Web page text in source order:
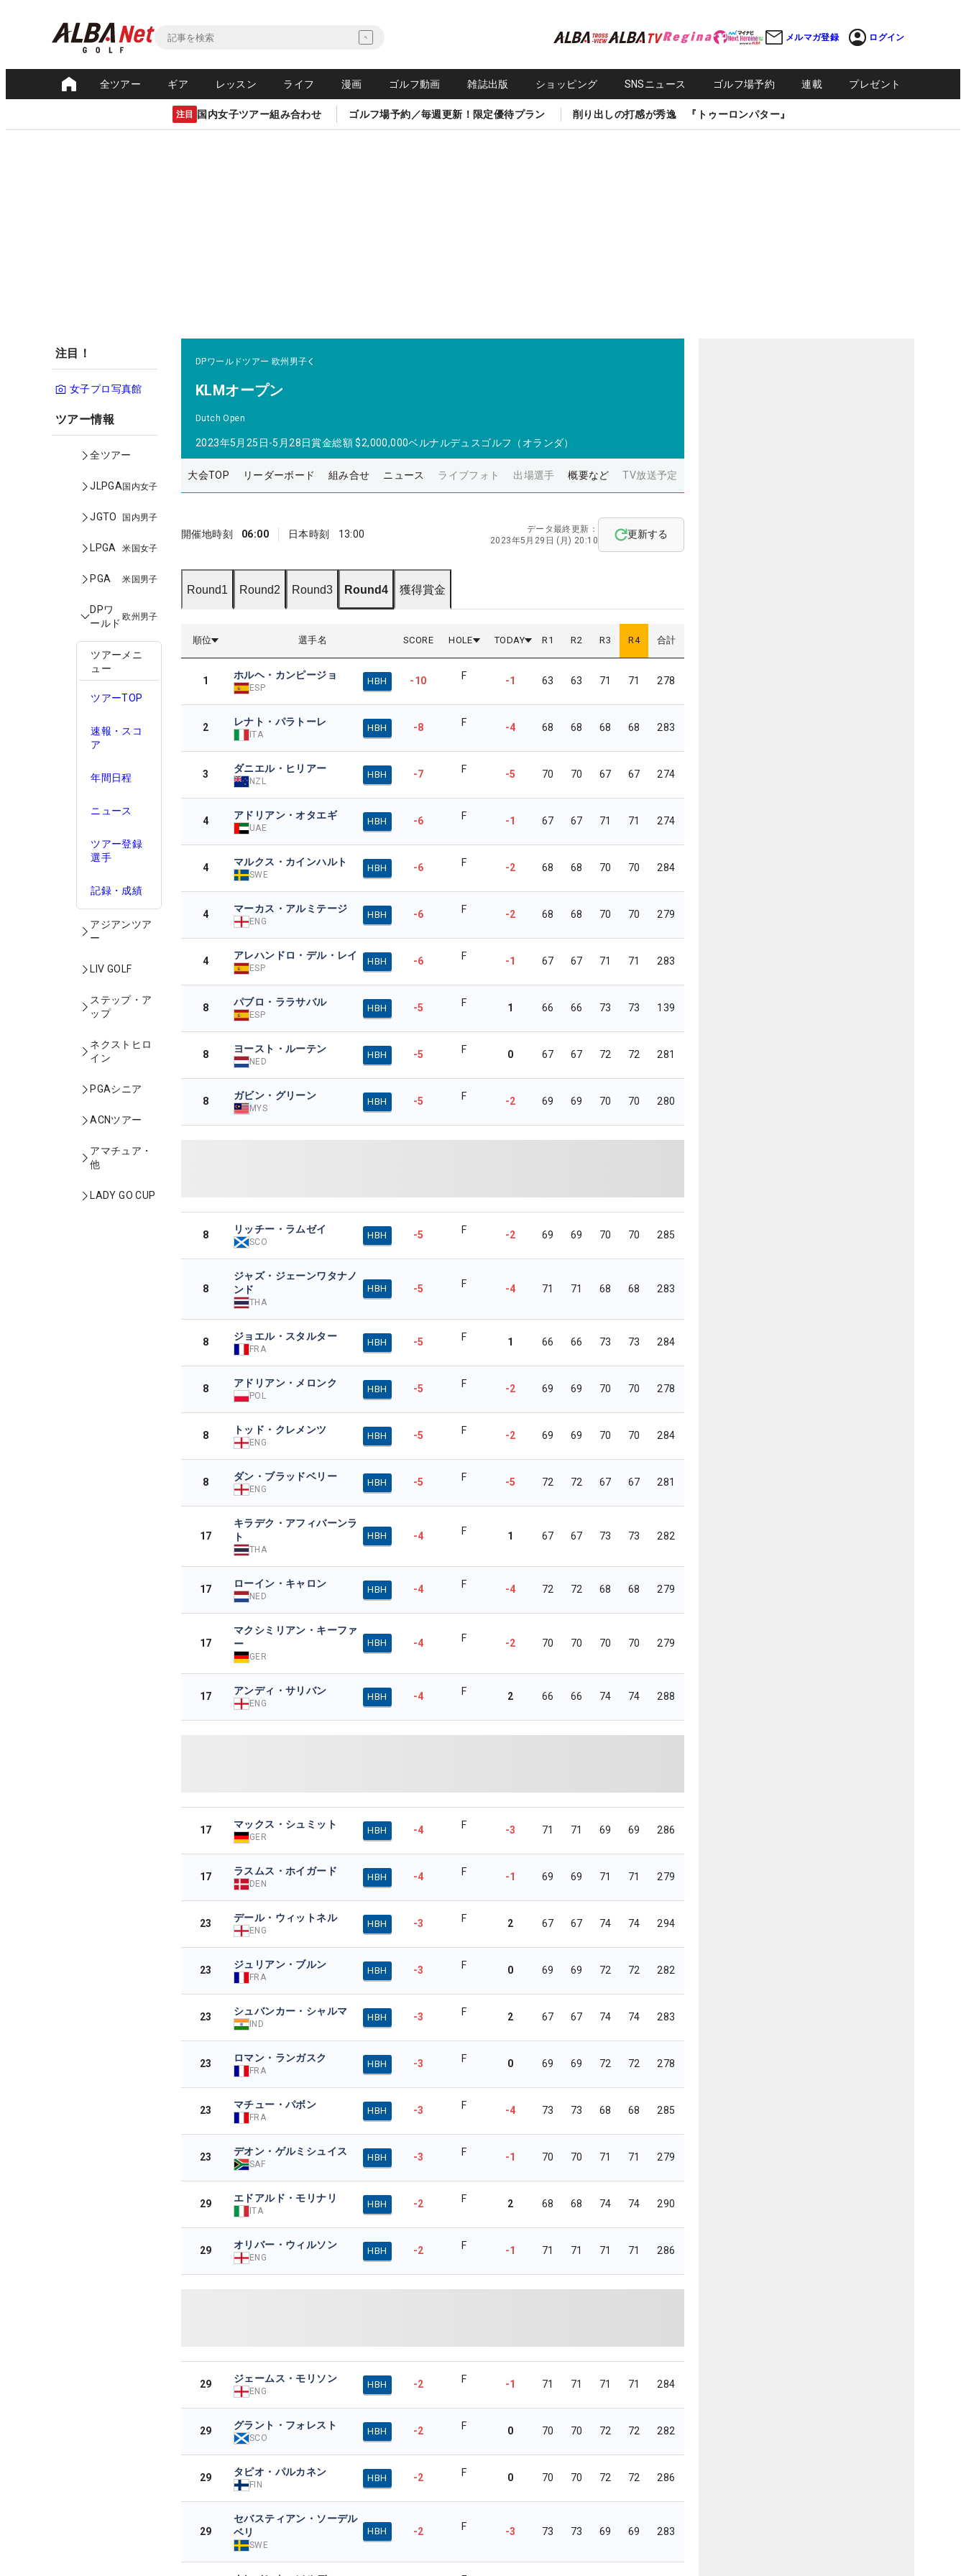
メルマガ登録 ログイン
全ツアー ギア レッスン ライフ 漫画 ゴルフ動画 雑誌出版 ショッピング SNSニュース ゴルフ場予約 連載 プレゼント
注目 国内女子ツアー組み合わせ ゴルフ場予約／毎週更新！限定優待プラン 削り出しの打感が秀逸 『トゥーロンパター』
注目！
女子プロ写真館
ツアー情報
全ツアー
JLPGA国内女子
JGTO 国内男子
LPGA 米国女子
PGA 米国男子
DPワ
ールド
欧州男子
ツアーメニ
ュー
ツアーTOP
速報・スコ
ア
年間日程
ニュース
ツアー登録
選手
記録・成績
アジアンツア
ー
LIV GOLF
ステップ・ア
ップ
ネクストヒロ
イン
PGAシニア
ACNツアー
アマチュア・
他
LADY GO CUP
DPワールドツアー 欧州男子
KLMオープン
Dutch Open
2023年5月25日-5月28日賞金総額 $2,000,000ベルナルデュスゴルフ（オランダ）
大会TOP リーダーボード 組み合せ ニュース ライブフォト 出場選手 概要など TV放送予定
開催地時刻 06:00 日本時刻 13:00
データ最終更新：
2023年5月29日 (月) 20:10
更新する
Round1 Round2 Round3 Round4 獲得賞金
順位 選手名 SCORE HOLE TODAY R 1 R2 R3 R4 合計
1 ホルヘ・カンピージョ
ESP
HBH -10 F -1 63 63 71 71 278
2 レナト・パラトーレ
ITA
HBH -8 F -4 68 68 68 68 283
3 ダニエル・ヒリアー
NZL
HBH -7 F -5 70 70 67 67 274
4 アドリアン・オタエギ
UAE
HBH -6 F -1 67 67 71 71 274
4 マルクス・カインハルト
SWE
HBH -6 F -2 68 68 70 70 284
4 マーカス・アルミテージ
ENG
HBH -6 F -2 68 68 70 70 279
4 アレハンドロ・デル・レイ
ESP
HBH -6 F -1 67 67 71 71 283
8 パブロ・ララサバル
ESP
HBH -5 F 1 66 66 73 73 139
8 ヨースト・ルーテン
NED
HBH -5 F 0 67 67 72 72 281
8 ガビン・グリーン
MYS
HBH -5 F -2 69 69 70 70 280
8 リッチー・ラムゼイ
SCO
HBH -5 F -2 69 69 70 70 285
8
ジャズ・ジェーンワタナノ
ンド
THA
HBH -5 F -4 71 71 68 68 283
8 ジョエル・スタルター
FRA
HBH -5 F 1 66 66 73 73 284
8 アドリアン・メロンク
POL
HBH -5 F -2 69 69 70 70 278
8 トッド・クレメンツ
ENG
HBH -5 F -2 69 69 70 70 284
8 ダン・ブラッドベリー
ENG
HBH -5 F -5 72 72 67 67 281
17
キラデク・アフィバーンラ
ト
THA
HBH -4 F 1 67 67 73 73 282
17 ローイン・キャロン
NED
HBH -4 F -4 72 72 68 68 279
17
マクシミリアン・キーファ
ー
GER
HBH -4 F -2 70 70 70 70 279
17 アンディ・サリバン
ENG
HBH -4 F 2 66 66 74 74 288
17 マックス・シュミット
GER
HBH -4 F -3 71 71 69 69 286
17 ラスムス・ホイガード
DEN
HBH -4 F -1 69 69 71 71 279
23 デール・ウィットネル
ENG
HBH -3 F 2 67 67 74 74 294
23 ジュリアン・ブルン
FRA
HBH -3 F 0 69 69 72 72 282
23 シュバンカー・シャルマ
IND
HBH -3 F 2 67 67 74 74 283
23 ロマン・ランガスク
FRA
HBH -3 F 0 69 69 72 72 278
23 マチュー・パボン
FRA
HBH -3 F -4 73 73 68 68 285
23 デオン・ゲルミシュイス
SAF
HBH -3 F -1 70 70 71 71 279
29 エドアルド・モリナリ
ITA
HBH -2 F 2 68 68 74 74 290
29 オリバー・ウィルソン
ENG
HBH -2 F -1 71 71 71 71 286
29 ジェームス・モリソン
ENG
HBH -2 F -1 71 71 71 71 284
29 グラント・フォレスト
SCO
HBH -2 F 0 70 70 72 72 282
29 タピオ・パルカネン
FIN
HBH -2 F 0 70 70 72 72 286
29
セバスティアン・ソーデル
ベリ
SWE
HBH -2 F -3 73 73 69 69 283